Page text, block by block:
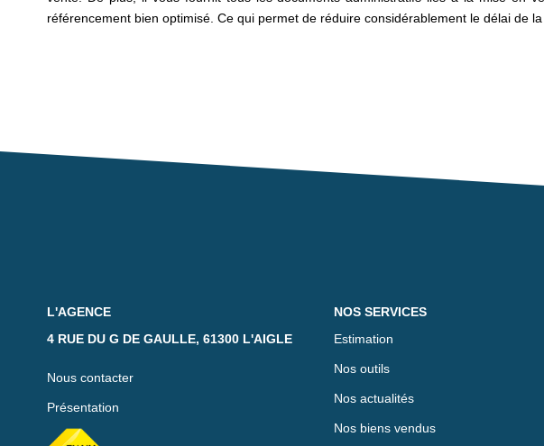
référencement bien optimisé. Ce qui permet de réduire considérablement le délai de
L'AGENCE
4 RUE DU G DE GAULLE, 61300 L'AIGLE
Nous contacter
Présentation
NOS SERVICES
Estimation
Nos outils
Nos actualités
Nos biens vendus